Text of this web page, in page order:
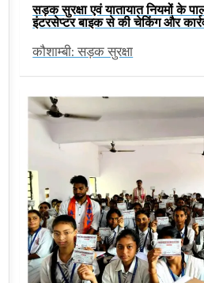
सड़क सुरक्षा एवं यातायात नियमों के
इंटरसेप्टर बाइक से की चेकिंग और
कौशाम्बी: सड़क सुरक्षा